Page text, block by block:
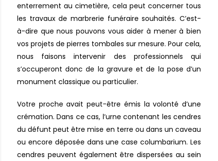
enterrement au cimetière, cela peut concerner tous
les travaux de marbrerie funéraire souhaités. C’est-
à-dire que nous pouvons vous aider à mener à bien
vos projets de pierres tombales sur mesure. Pour cela,
nous faisons intervenir des professionnels qui
s’occuperont donc de la gravure et de la pose d’un
monument classique ou particulier.
Votre proche avait peut-être émis la volonté d’une
crémation. Dans ce cas, l’urne contenant les cendres
du défunt peut être mise en terre ou dans un caveau
ou encore déposée dans une case columbarium. Les
cendres peuvent également être dispersées au sein